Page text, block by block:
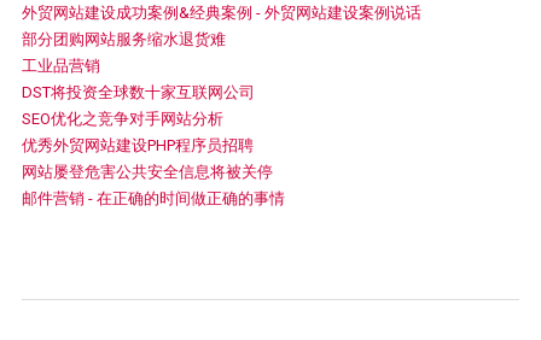
外贸网站建设成功案例&经典案例 - 外贸网站建设案例说话
部分团购网站服务缩水退货难
工业品营销
DST将投资全球数十家互联网公司
SEO优化之竞争对手网站分析
优秀外贸网站建设PHP程序员招聘
网站屡登危害公共安全信息将被关停
邮件营销 - 在正确的时间做正确的事情